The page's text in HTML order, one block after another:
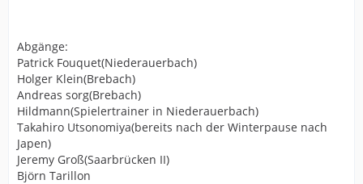
Abgänge:
Patrick Fouquet(Niederauerbach)
Holger Klein(Brebach)
Andreas sorg(Brebach)
Hildmann(Spielertrainer in Niederauerbach)
Takahiro Utsonomiya(bereits nach der Winterpause nach
Japen)
Jeremy Groß(Saarbrücken II)
Björn Tarillon